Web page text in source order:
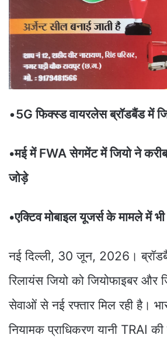
•5G फिक्स्ड वायरलेस ब्रॉडबैंड में
•मई में FWA सेगमेंट में जियो ने
जोड़े
•एक्टिव मोबाइल यूजर्स के मामले में
नई दिल्ली, 30 जून, 2026।
रिलायंस जियो को जियोफाइबर और
सेवाओं से नई रफ्तार मिल रही है।
नियामक प्राधिकरण यानी TRAI